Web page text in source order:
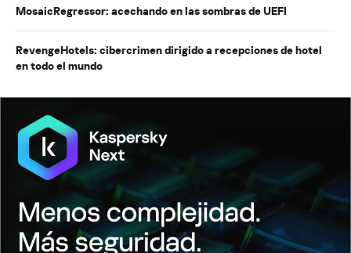
MosaicRegressor: acechando en las sombras de UEFI
RevengeHotels: cibercrimen dirigido a recepciones de hotel
en todo el mundo